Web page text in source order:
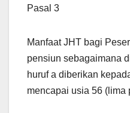
Pasal 3
Manfaat JHT bagi
pensiun sebagaimana
huruf a diberikan
mencapai usia 56 (lima